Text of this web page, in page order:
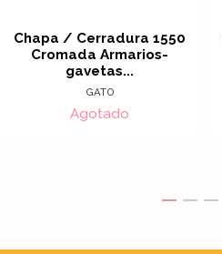
Chapa / Cerradura 1550
Cromada Armarios-
gavetas...
GATO
Agotado